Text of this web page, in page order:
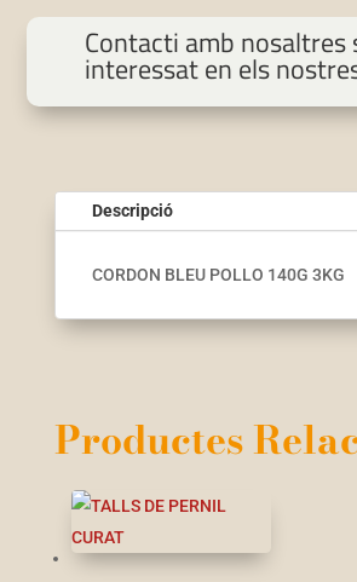
Contacti amb nosaltres
interessat en els
Descripció
CORDON BLEU POLLO 140G 3KG
Productes